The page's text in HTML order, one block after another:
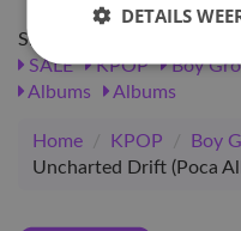
Shop meer
SALE
KPOP Boy
Albums
Albums
Home / KPOP / Boy
Uncharted Drift (Poca
DETAILS